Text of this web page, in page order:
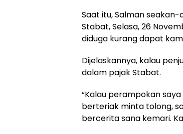
Saat itu, Salman
Stabat, Selasa, 26
diduga kurang dapat
Dijelaskannya, kalau
dalam pajak Stabat.
“Kalau perampokan
berteriak minta tolong,
bercerita sana kemari.